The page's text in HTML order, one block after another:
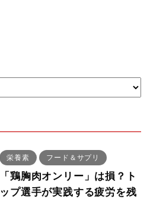
栄養素 フード＆サプリ
「鶏胸肉オンリー」は損？ト
ップ選手が実践する疲労を残